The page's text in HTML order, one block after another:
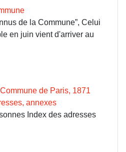
de la Commune”, Celui
en juin vient d'arriver au
de Paris, 1871
annexes
Index des adresses